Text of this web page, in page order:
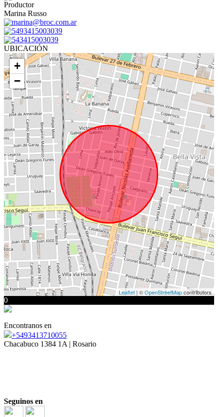
Productor
Marina Russo
marina@broc.com.ar
5493415003039
543415003039
UBICACIÓN
+
−
Leaflet | ©OpenStreetMapcontributors
0
Encontranos en
+5493413710055
Chacabuco 1384 1A | Rosario
Seguinos en